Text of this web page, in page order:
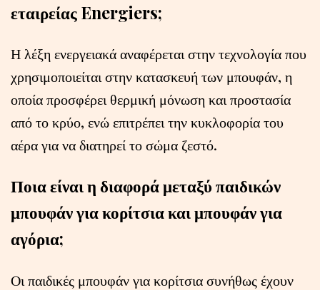
εταιρείας Energiers;
Η λέξη ενεργειακά αναφέρεται στην τεχνολογία που
χρησιμοποιείται στην κατασκευή των μπουφάν, η
οποία προσφέρει θερμική μόνωση και προστασία
από το κρύο, ενώ επιτρέπει την κυκλοφορία του
αέρα για να διατηρεί το σώμα ζεστό.
Ποια είναι η διαφορά μεταξύ παιδικών
μπουφάν για κορίτσια και μπουφάν για
αγόρια;
Οι παιδικές μπουφάν για κορίτσια συνήθως έχουν